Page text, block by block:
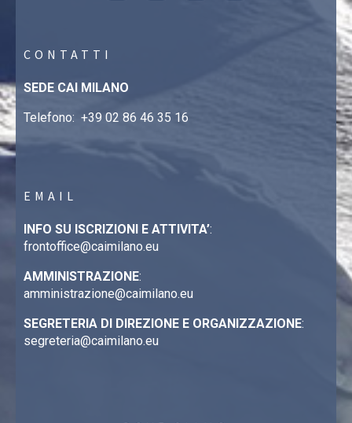
CONTATTI
SEDE CAI MILANO
Telefono: +39 02 86 46 35 16
EMAIL
INFO SU ISCRIZIONI E ATTIVITA’:
frontoffice@caimilano.eu
AMMINISTRAZIONE:
amministrazione@caimilano.eu
SEGRETERIA DI DIREZIONE E ORGANIZZAZIONE:
segreteria@caimilano.eu